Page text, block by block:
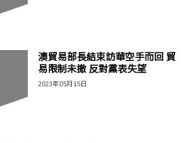
澳貿易部長結束訪華空手而回 貿
易限制未撤 反對黨表失望
2023年05月15日